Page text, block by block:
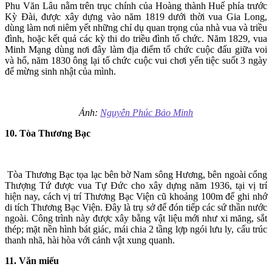
Phu Văn Lâu nằm trên trục chính của Hoàng thành Huế phía trước
Kỳ Đài, được xây dựng vào năm 1819 dưới thời vua Gia Long,
dùng làm nơi niêm yết những chỉ dụ quan trọng của nhà vua và triều
đình, hoặc kết quả các kỳ thi do triều đình tổ chức. Năm 1829, vua
Minh Mạng dùng nơi đây làm địa điểm tổ chức cuộc đấu giữa voi
và hổ, năm 1830 ông lại tổ chức cuộc vui chơi yến tiệc suốt 3 ngày
để mừng sinh nhật của mình.
Ảnh: Nguyễn Phúc Bảo Minh
10. Tòa Thương Bạc
Tòa Thương Bạc tọa lạc bên bờ Nam sông Hương, bên ngoài cổng
Thượng Tứ được vua Tự Đức cho xây dựng năm 1936, tại vị trí
hiện nay, cách vị trí Thương Bạc Viện cũ khoảng 100m để ghi nhớ
di tích Thương Bạc Viện. Đây là trụ sở để đón tiếp các sứ thần nước
ngoài. Công trình này được xây bằng vật liệu mới như xi măng, sắt
thép; mặt nền hình bát giác, mái chia 2 tầng lợp ngói lưu ly, cấu trúc
thanh nhã, hài hòa với cảnh vật xung quanh.
11. Văn miếu